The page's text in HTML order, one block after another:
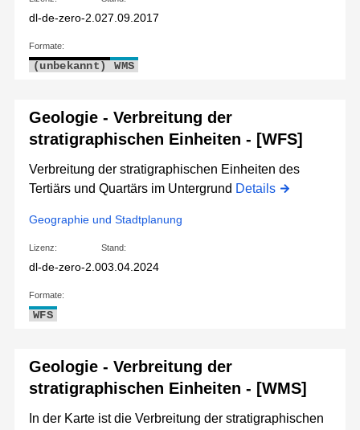
dl-de-zero-2.027.09.2017
Formate:
(unbekannt) WMS
Geologie - Verbreitung der
stratigraphischen Einheiten - [WFS]
Verbreitung der stratigraphischen Einheiten des
Tertiärs und Quartärs im Untergrund Details
Geographie und Stadtplanung
Lizenz:
dl-de-zero-2.0
Stand:
03.04.2024
Formate:
WFS
Geologie - Verbreitung der
stratigraphischen Einheiten - [WMS]
In der Karte ist die Verbreitung der stratigraphischen